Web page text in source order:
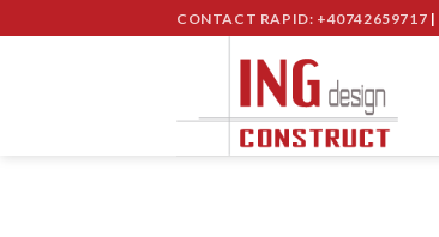
CONTACT RAPID: +40742659717 |